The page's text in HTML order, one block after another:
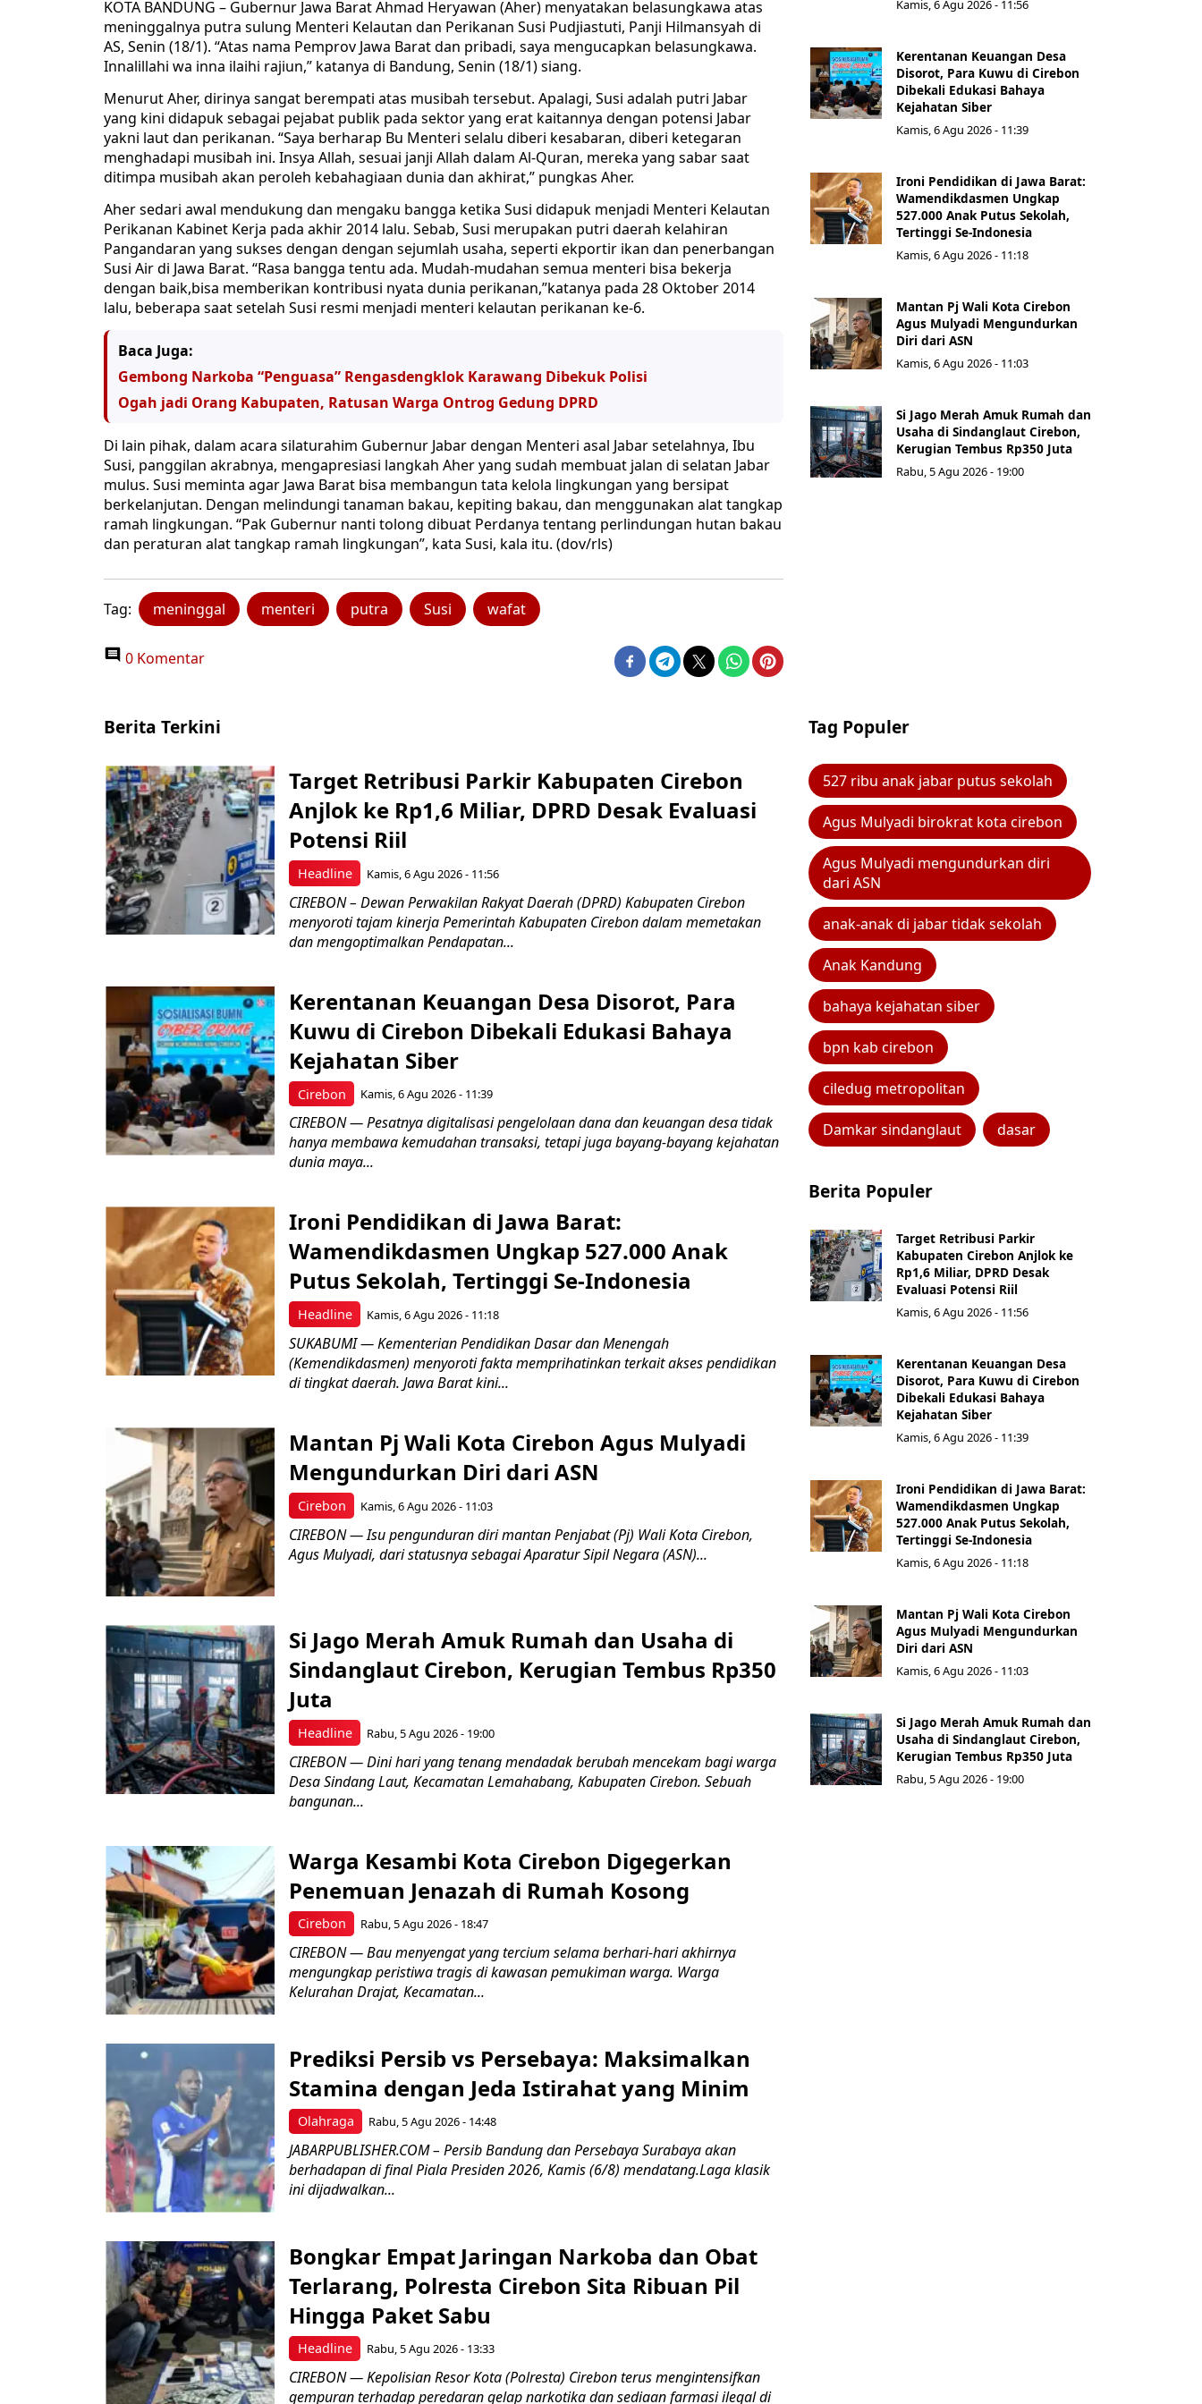
KOTA BANDUNG – Gubernur Jawa Barat Ahmad Heryawan (Aher) menyatakan belasungkawa atas
meninggalnya putra sulung Menteri Kelautan dan Perikanan Susi Pudjiastuti, Panji Hilmansyah di
AS, Senin (18/1). “Atas nama Pemprov Jawa Barat dan pribadi, saya mengucapkan belasungkawa.
Innalillahi wa inna ilaihi rajiun,” katanya di Bandung, Senin (18/1) siang.
Menurut Aher, dirinya sangat berempati atas musibah tersebut. Apalagi, Susi adalah putri Jabar
yang kini didapuk sebagai pejabat publik pada sektor yang erat kaitannya dengan potensi Jabar
yakni laut dan perikanan. “Saya berharap Bu Menteri selalu diberi kesabaran, diberi ketegaran
menghadapi musibah ini. Insya Allah, sesuai janji Allah dalam Al-Quran, mereka yang sabar saat
ditimpa musibah akan peroleh kebahagiaan dunia dan akhirat,” pungkas Aher.
Aher sedari awal mendukung dan mengaku bangga ketika Susi didapuk menjadi Menteri Kelautan
Perikanan Kabinet Kerja pada akhir 2014 lalu. Sebab, Susi merupakan putri daerah kelahiran
Pangandaran yang sukses dengan dengan sejumlah usaha, seperti ekportir ikan dan penerbangan
Susi Air di Jawa Barat. “Rasa bangga tentu ada. Mudah-mudahan semua menteri bisa bekerja
dengan baik,bisa memberikan kontribusi nyata dunia perikanan,”katanya pada 28 Oktober 2014
lalu, beberapa saat setelah Susi resmi menjadi menteri kelautan perikanan ke-6.
Baca Juga:
Gembong Narkoba “Penguasa” Rengasdengklok Karawang Dibekuk Polisi
Ogah jadi Orang Kabupaten, Ratusan Warga Ontrog Gedung DPRD
Di lain pihak, dalam acara silaturahim Gubernur Jabar dengan Menteri asal Jabar setelahnya, Ibu
Susi, panggilan akrabnya, mengapresiasi langkah Aher yang sudah membuat jalan di selatan Jabar
mulus. Susi meminta agar Jawa Barat bisa membangun tata kelola lingkungan yang bersipat
berkelanjutan. Dengan melindungi tanaman bakau, kepiting bakau, dan menggunakan alat tangkap
ramah lingkungan. “Pak Gubernur nanti tolong dibuat Perdanya tentang perlindungan hutan bakau
dan peraturan alat tangkap ramah lingkungan”, kata Susi, kala itu. (dov/rls)
Tag: meninggal menteri putra Susi wafat
0 Komentar
Kamis, 6 Agu 2026 - 11:56
Kerentanan Keuangan Desa
Disorot, Para Kuwu di Cirebon
Dibekali Edukasi Bahaya
Kejahatan Siber
Kamis, 6 Agu 2026 - 11:39
Ironi Pendidikan di Jawa Barat:
Wamendikdasmen Ungkap
527.000 Anak Putus Sekolah,
Tertinggi Se-Indonesia
Kamis, 6 Agu 2026 - 11:18
Mantan Pj Wali Kota Cirebon
Agus Mulyadi Mengundurkan
Diri dari ASN
Kamis, 6 Agu 2026 - 11:03
Si Jago Merah Amuk Rumah dan
Usaha di Sindanglaut Cirebon,
Kerugian Tembus Rp350 Juta
Rabu, 5 Agu 2026 - 19:00
Berita Terkini
Headline
Target Retribusi Parkir Kabupaten Cirebon
Anjlok ke Rp1,6 Miliar, DPRD Desak Evaluasi
Potensi Riil
Kamis, 6 Agu 2026 - 11:56
CIREBON – Dewan Perwakilan Rakyat Daerah (DPRD) Kabupaten Cirebon
menyoroti tajam kinerja Pemerintah Kabupaten Cirebon dalam memetakan
dan mengoptimalkan Pendapatan...
Cirebon
Kerentanan Keuangan Desa Disorot, Para
Kuwu di Cirebon Dibekali Edukasi Bahaya
Kejahatan Siber
Kamis, 6 Agu 2026 - 11:39
CIREBON — Pesatnya digitalisasi pengelolaan dana dan keuangan desa tidak
hanya membawa kemudahan transaksi, tetapi juga bayang-bayang kejahatan
dunia maya...
Headline
Ironi Pendidikan di Jawa Barat:
Wamendikdasmen Ungkap 527.000 Anak
Putus Sekolah, Tertinggi Se-Indonesia
Kamis, 6 Agu 2026 - 11:18
SUKABUMI — Kementerian Pendidikan Dasar dan Menengah
(Kemendikdasmen) menyoroti fakta memprihatinkan terkait akses pendidikan
di tingkat daerah. Jawa Barat kini...
Cirebon
Mantan Pj Wali Kota Cirebon Agus Mulyadi
Mengundurkan Diri dari ASN
Kamis, 6 Agu 2026 - 11:03
CIREBON — Isu pengunduran diri mantan Penjabat (Pj) Wali Kota Cirebon,
Agus Mulyadi, dari statusnya sebagai Aparatur Sipil Negara (ASN)...
Headline
Si Jago Merah Amuk Rumah dan Usaha di
Sindanglaut Cirebon, Kerugian Tembus Rp350
Juta
Rabu, 5 Agu 2026 - 19:00
CIREBON — Dini hari yang tenang mendadak berubah mencekam bagi warga
Desa Sindang Laut, Kecamatan Lemahabang, Kabupaten Cirebon. Sebuah
bangunan...
Cirebon
Warga Kesambi Kota Cirebon Digegerkan
Penemuan Jenazah di Rumah Kosong
Rabu, 5 Agu 2026 - 18:47
CIREBON — Bau menyengat yang tercium selama berhari-hari akhirnya
mengungkap peristiwa tragis di kawasan pemukiman warga. Warga
Kelurahan Drajat, Kecamatan...
Olahraga
Prediksi Persib vs Persebaya: Maksimalkan
Stamina dengan Jeda Istirahat yang Minim
Rabu, 5 Agu 2026 - 14:48
JABARPUBLISHER.COM – Persib Bandung dan Persebaya Surabaya akan
berhadapan di final Piala Presiden 2026, Kamis (6/8) mendatang.Laga klasik
ini dijadwalkan...
Headline
Bongkar Empat Jaringan Narkoba dan Obat
Terlarang, Polresta Cirebon Sita Ribuan Pil
Hingga Paket Sabu
Rabu, 5 Agu 2026 - 13:33
​CIREBON — Kepolisian Resor Kota (Polresta) Cirebon terus mengintensifkan
gempuran terhadap peredaran gelap narkotika dan sediaan farmasi ilegal di
Tag Populer
527 ribu anak jabar putus sekolah
Agus Mulyadi birokrat kota cirebon
Agus Mulyadi mengundurkan diri
dari ASN
anak-anak di jabar tidak sekolah
Anak Kandung
bahaya kejahatan siber
bpn kab cirebon
ciledug metropolitan
Damkar sindanglaut dasar
Berita Populer
Target Retribusi Parkir
Kabupaten Cirebon Anjlok ke
Rp1,6 Miliar, DPRD Desak
Evaluasi Potensi Riil
Kamis, 6 Agu 2026 - 11:56
Kerentanan Keuangan Desa
Disorot, Para Kuwu di Cirebon
Dibekali Edukasi Bahaya
Kejahatan Siber
Kamis, 6 Agu 2026 - 11:39
Ironi Pendidikan di Jawa Barat:
Wamendikdasmen Ungkap
527.000 Anak Putus Sekolah,
Tertinggi Se-Indonesia
Kamis, 6 Agu 2026 - 11:18
Mantan Pj Wali Kota Cirebon
Agus Mulyadi Mengundurkan
Diri dari ASN
Kamis, 6 Agu 2026 - 11:03
Si Jago Merah Amuk Rumah dan
Usaha di Sindanglaut Cirebon,
Kerugian Tembus Rp350 Juta
Rabu, 5 Agu 2026 - 19:00